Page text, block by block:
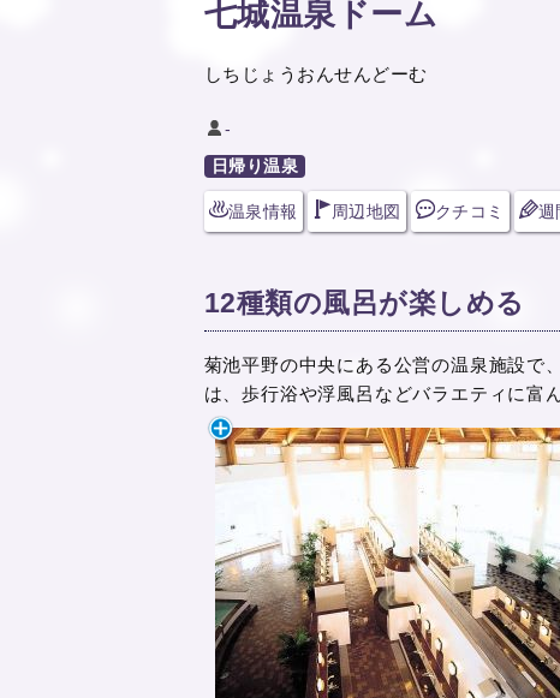
七城温泉ドーム
しちじょうおんせんどーむ
-
日帰り温泉
温泉情報 周辺地図 クチコミ 週
12種類の風呂が楽しめる
菊池平野の中央にある公営の温泉施設で
は、歩行浴や浮風呂などバラエティに富